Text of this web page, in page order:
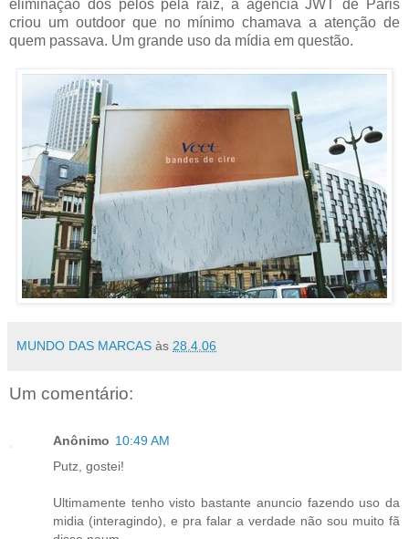
eliminação dos pêlos pela raiz, a agência JWT de Paris
criou um outdoor que no mínimo chamava a atenção de
quem passava. Um grande uso da mídia em questão.
MUNDO DAS MARCAS às 28.4.06
Um comentário:
Anônimo 10:49 AM
Putz, gostei!
Ultimamente tenho visto bastante anuncio fazendo uso da
midia (interagindo), e pra falar a verdade não sou muito fã